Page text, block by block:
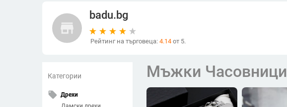
store
badu.bg
Рейтинг на търговеца: 4.14 от 5.
Категории
local_offer Дрехи
Мъжки Часовници